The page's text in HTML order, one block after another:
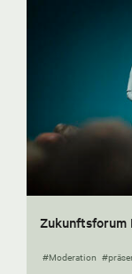
Zukunftsforum
#Moderation